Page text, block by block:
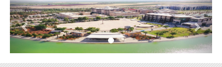
Geri İleri